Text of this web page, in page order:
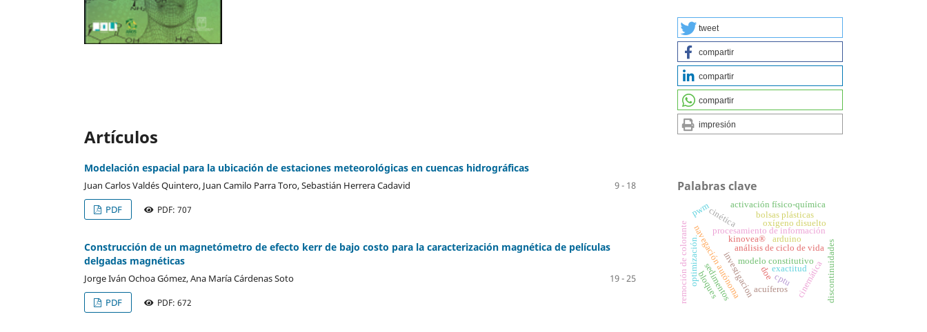
Artículos
Modelación espacial para la ubicación de estaciones meteorológicas en cuencas hidrográficas
Juan Carlos Valdés Quintero, Juan Camilo Parra Toro, Sebastián Herrera Cadavid
9 - 18
PDF
PDF: 707
Construcción de un magnetómetro de efecto kerr de bajo costo para la caracterización magnética de películas
delgadas magnéticas
Jorge Iván Ochoa Gómez, Ana María Cárdenas Soto
19 - 25
PDF
PDF: 672
tweet
compartir
compartir
compartir
impresión
Palabras clave
investigacion
arduino
análisis de ciclo de vida
procesamiento de información
discontinuidades
navegación autónoma cptu
modelo constitutivo
exactitud
oxígeno disuelto
sedimentos
kinovea®
cinemática
cinética bolsas plásticas
remoción de colorante
activación físico-química
acuíferos
optimización.bloques doe
pwm